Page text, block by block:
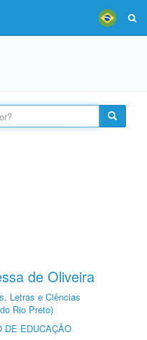
de Oliveira
Letras e Ciências
Rio Preto)
DE EDUCAÇÃO